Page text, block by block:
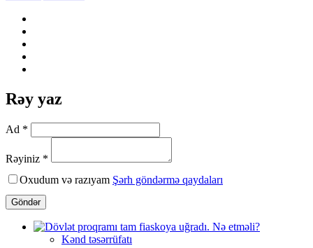
Rəy yaz
Ad *
Rəyiniz *
Oxudum və razıyam Şərh göndərmə qaydaları
Göndər
Kənd təsərrüfatı